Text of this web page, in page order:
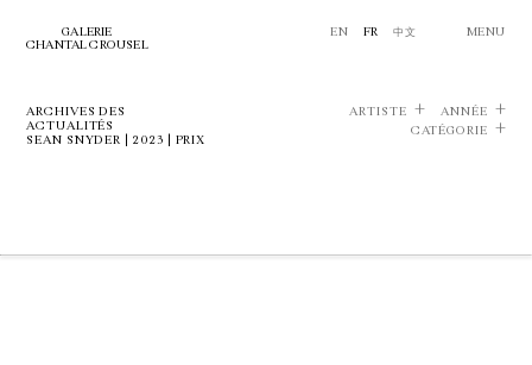
GALERIE
CHANTAL CROUSEL
EN FR 中文 MENU
ARCHIVES DES
ACTUALITÉS
SEAN SNYDER | 2023 | PRIX
ARTISTE
ANNÉE
CATÉGORIE